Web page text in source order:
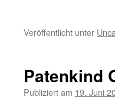
Veröffentlicht unter
Patenkind
Publiziert am 19. Juni